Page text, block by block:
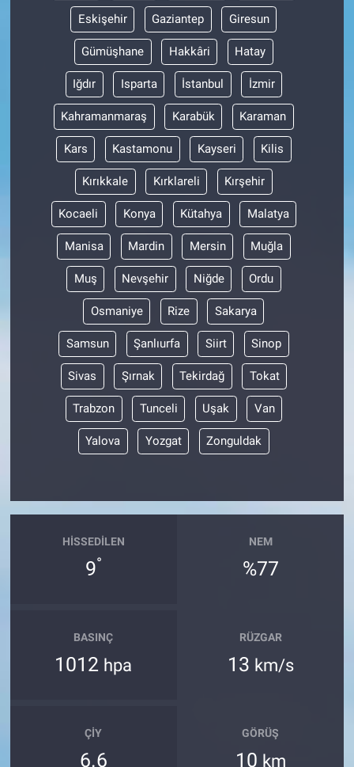
Eskişehir Gaziantep Giresun
Gümüşhane Hakkâri Hatay
Iğdır Isparta İstanbul İzmir
Kahramanmaraş Karabük Karaman
Kars Kastamonu Kayseri Kilis
Kırıkkale Kırklareli Kırşehir
Kocaeli Konya Kütahya Malatya
Manisa Mardin Mersin Muğla
Muş Nevşehir Niğde Ordu
Osmaniye Rize Sakarya
Samsun Şanlıurfa Siirt Sinop
Sivas Şırnak Tekirdağ Tokat
Trabzon Tunceli Uşak Van
Yalova Yozgat Zonguldak
HISSEDILEN
9°
NEM
%77
BASINÇ
1012 hpa
RÜZGAR
13 km/s
ÇIY
6.6
GÖRÜŞ
10 km